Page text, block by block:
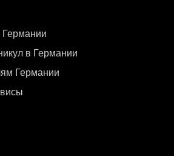
Германии
в Германии
Германии